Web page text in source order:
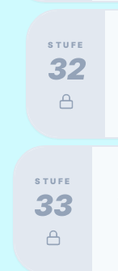
STUFE
32
STUFE
33